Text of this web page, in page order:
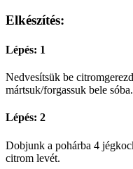
Elkészítés:
Lépés: 1
Nedvesítsük be
mártsuk/forgassuk bele sóba.
Lépés: 2
Dobjunk a pohárba 4
citrom levét.